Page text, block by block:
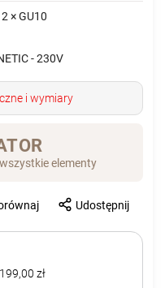
2 × GU10
- 230V
i wymiary
elementy
Udostępnij
zł